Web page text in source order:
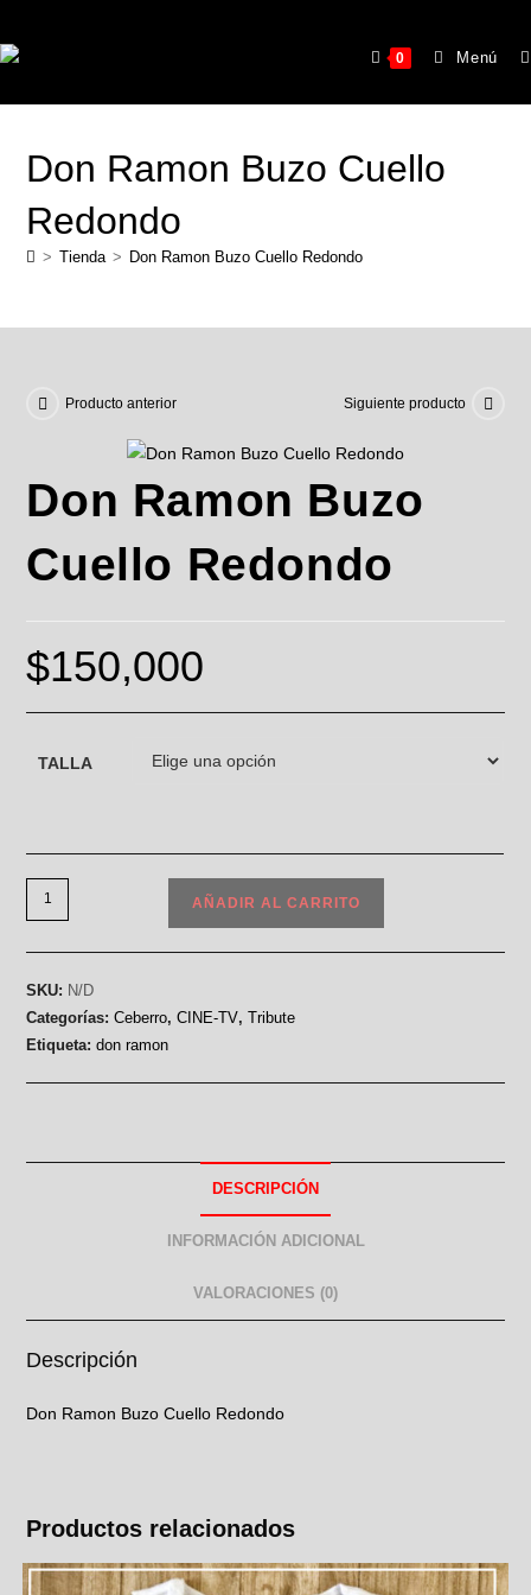
0 Menú
Don Ramon Buzo Cuello
Redondo
> Tienda > Don Ramon Buzo Cuello Redondo
Producto anterior Siguiente producto
Don Ramon Buzo
Cuello Redondo
$150,000
TALLA
AÑADIR AL CARRITO
SKU: N/D
Categorías:Ceberro,CINE-TV,Tribute
Etiqueta:don ramon
DESCRIPCIÓN
INFORMACIÓN ADICIONAL
VALORACIONES (0)
Descripción
Don Ramon Buzo Cuello Redondo
Productos relacionados